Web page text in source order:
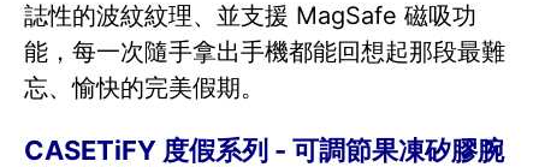
誌性的波紋紋理、並支援 MagSafe 磁吸功
能，每一次隨手拿出手機都能回想起那段最難
忘、愉快的完美假期。
CASETiFY 度假系列 - 可調節果凍矽膠腕